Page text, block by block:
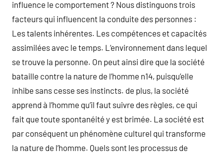
influence le comportement ? Nous distinguons trois
facteurs qui influencent la conduite des personnes :
Les talents inhérentes. Les compétences et capacités
assimilées avec le temps. L’environnement dans lequel
se trouve la personne. On peut ainsi dire que la société
bataille contre la nature de l’homme n14, puisqu’elle
inhibe sans cesse ses instincts. de plus, la société
apprend à l’homme qu’il faut suivre des règles, ce qui
fait que toute spontanéité y est brimée. La société est
par conséquent un phénomène culturel qui transforme
la nature de l’homme. Quels sont les processus de